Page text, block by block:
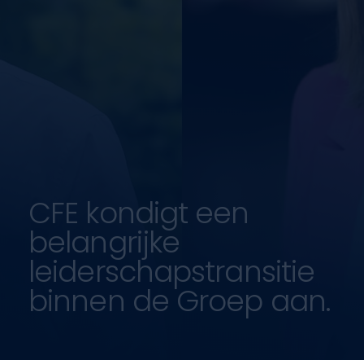
CFE kondigt een
belangrijke
leiderschapstransitie
binnen de Groep aan.